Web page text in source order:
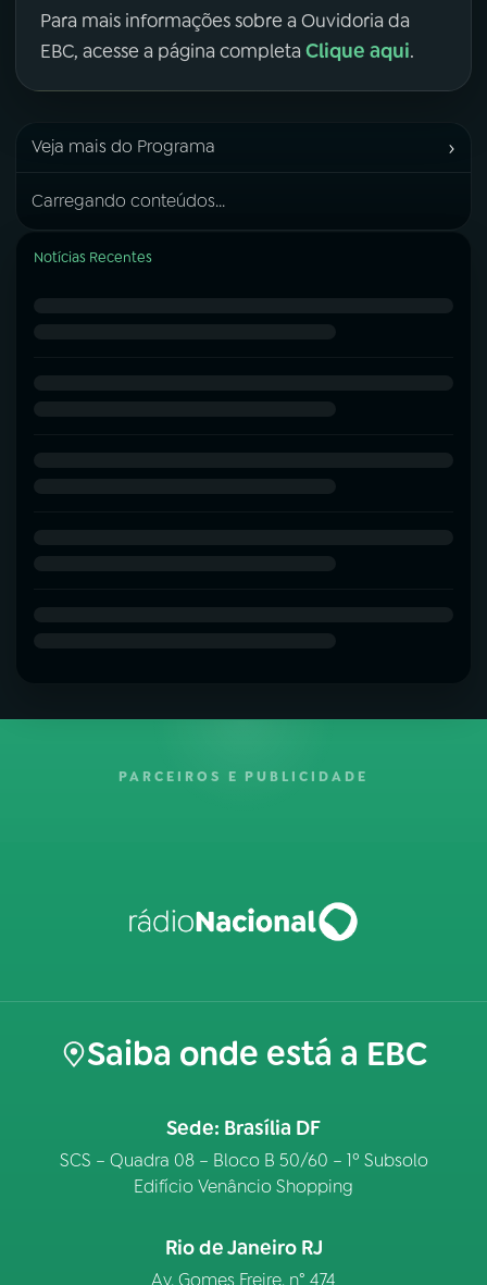
Para mais informações sobre a Ouvidoria da
EBC, acesse a página completa Clique aqui.
Veja mais do Programa ›
Carregando conteúdos...
Notícias Recentes
PARCEIROS E PUBLICIDADE
Saiba onde está a EBC
Sede: Brasília DF
SCS – Quadra 08 – Bloco B 50/60 – 1º Subsolo
Edifício Venâncio Shopping
Rio de Janeiro RJ
Av. Gomes Freire, n° 474